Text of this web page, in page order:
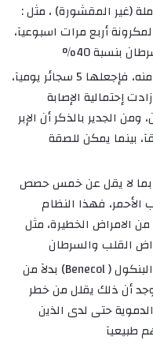
(غير المقشورة) ، مثل :
أربع مرات اسبوعيآ،
بنسبة 40%
توقف عن التدخين، وإن كان لابد منه، فإجعلها 5 سجائر يوميآ،
إحتمالية الإصابة
الجدير بالذكر أن الإبر
بينما يمكن للصقة
بما لا يقل عن خمس حصص
الأحمر، فهذا النظام
الامراض الخطيرة، مثل
القلب والسرطان
إستخدام الزيوت النباتية، وخاصة البنكول ( Benecol) بدلآ من
وجد أن ذلك يقلل من خطر
حتى لدى الذين
طبيعيآ